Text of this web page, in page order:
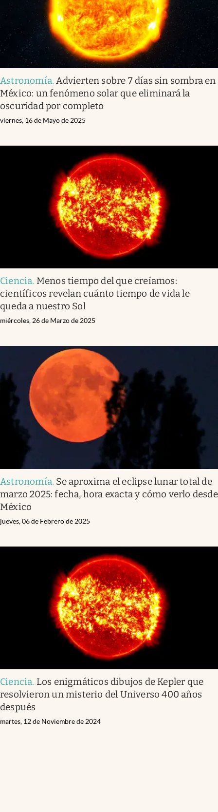
Astronomía.Advierten sobre 7 días sin sombra en
México: un fenómeno solar que eliminará la
oscuridad por completo
viernes, 16 de Mayo de 2025
Ciencia. Menos tiempo del que creíamos:
científicos revelan cuánto tiempo de vida le
queda a nuestro Sol
miércoles, 26 de Marzo de 2025
Astronomía. Se aproxima el eclipse lunar total de
marzo 2025: fecha, hora exacta y cómo verlo desde
México
jueves, 06 de Febrero de 2025
Ciencia. Los enigmáticos dibujos de Kepler que
resolvieron un misterio del Universo 400 años
después
martes, 12 de Noviembre de 2024